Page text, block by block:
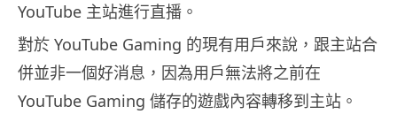
YouTube 主站進行直播。
對於 YouTube Gaming 的現有用戶來說，跟主站合
併並非一個好消息，因為用戶無法將之前在
YouTube Gaming 儲存的遊戲內容轉移到主站。